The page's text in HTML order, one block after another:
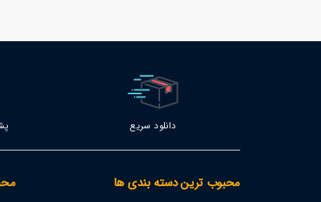
دانلود سریع
محبوب ترین دسته بندی ها